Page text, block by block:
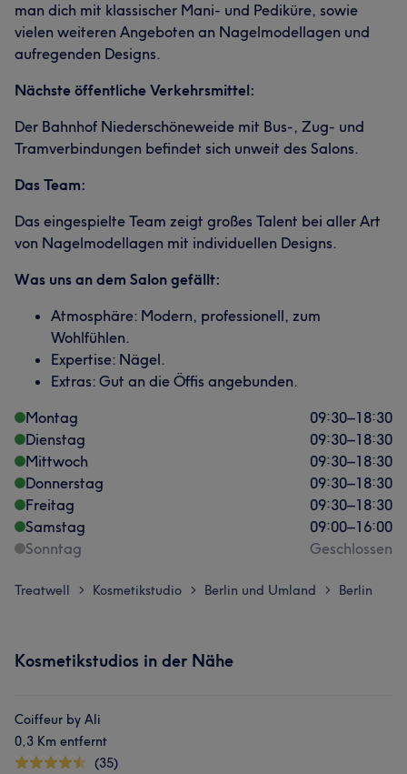
man dich mit klassischer Mani- und Pediküre, sowie
vielen weiteren Angeboten an Nagelmodellagen und
aufregenden Designs.
Nächste öffentliche Verkehrsmittel:
Der Bahnhof Niederschöneweide mit Bus-, Zug- und
Tramverbindungen befindet sich unweit des Salons.
Das Team:
Das eingespielte Team zeigt großes Talent bei aller Art
von Nagelmodellagen mit individuellen Designs.
Was uns an dem Salon gefällt:
Atmosphäre: Modern, professionell, zum
Wohlfühlen.
Expertise: Nägel.
Extras: Gut an die Öffis angebunden.
Montag
09:30–18:30
Dienstag
09:30–18:30
Mittwoch
09:30–18:30
Donnerstag
09:30–18:30
Freitag
09:30–18:30
Samstag
09:00–16:00
Sonntag
Geschlossen
Treatwell > Kosmetikstudio > Berlin und Umland > Berlin
Kosmetikstudios in der Nähe
Coiffeur by Ali
0,3 Km entfernt
(35)